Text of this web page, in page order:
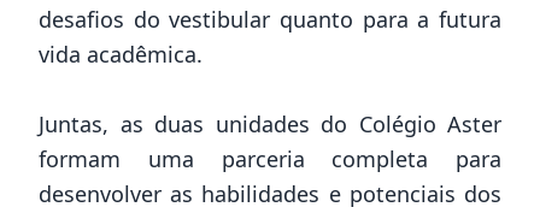
desafios do vestibular quanto para a futura
vida acadêmica.
Juntas, as duas unidades do Colégio Aster
formam uma parceria completa para
desenvolver as habilidades e potenciais dos